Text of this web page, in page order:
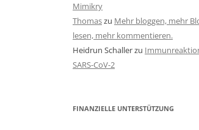
Mimikry
Thomaszu Mehr bloggen, mehr
lesen, mehr kommentieren.
Heidrun Schallerzu
SARS-CoV-2
FINANZIELLE UNTERSTÜTZUNG